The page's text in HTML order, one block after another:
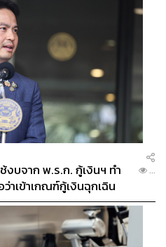
งบจาก พ.ร.ก. กู้เงินฯ ทำ
าเข้าเกณฑ์กู้เงินฉุกเฉิน
...